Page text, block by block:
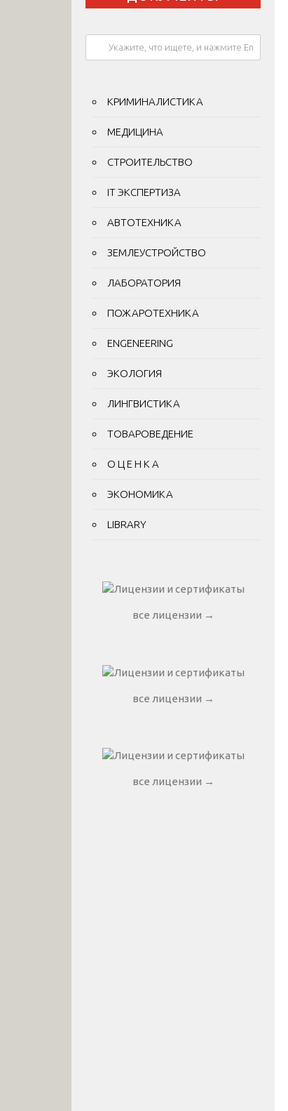
КРИМИНАЛИСТИКА
МЕДИЦИНА
СТРОИТЕЛЬСТВО
IT ЭКСПЕРТИЗА
АВТОТЕХНИКА
ЗЕМЛЕУСТРОЙСТВО
ЛАБОРАТОРИЯ
ПОЖАРОТЕХНИКА
ENGENEERING
ЭКОЛОГИЯ
ЛИНГВИСТИКА
ТОВАРОВЕДЕНИЕ
О Ц Е Н К А
ЭКОНОМИКА
LIBRARY
все лицензии →
все лицензии →
все лицензии →